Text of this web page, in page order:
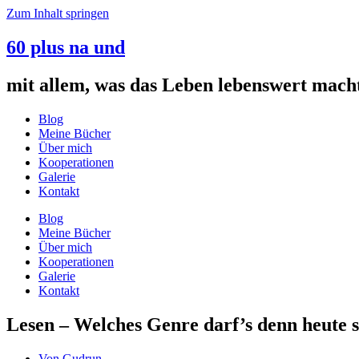
Zum Inhalt springen
60 plus na und
mit allem, was das Leben lebenswert
Blog
Meine Bücher
Über mich
Kooperationen
Galerie
Kontakt
Blog
Meine Bücher
Über mich
Kooperationen
Galerie
Kontakt
Lesen – Welches Genre darf’s denn heute